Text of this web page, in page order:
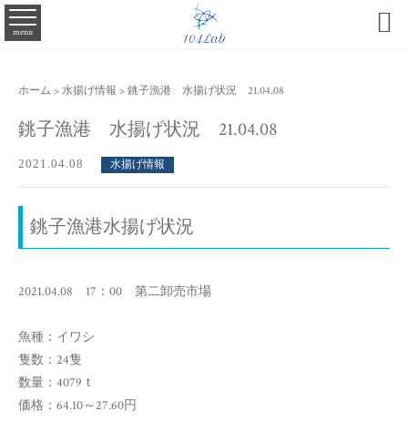
menu 
ホーム > 水揚げ情報 > 銚子漁港 水揚げ状況 21.04.08
銚子漁港 水揚げ状況 21.04.08
2021.04.08 水揚げ情報
銚子漁港水揚げ状況
2021.04.08 17：00 第二卸売市場
魚種：イワシ
隻数：24隻
数量：4079ｔ
価格：64.10～27.60円